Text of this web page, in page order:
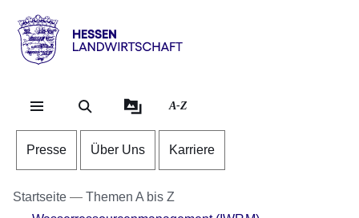
Hessen
Landwirtschaft
A-Z
Presse Über Uns Karriere
Startseite
Themen A bis Z